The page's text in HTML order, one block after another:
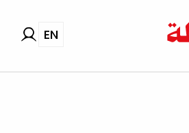
EN